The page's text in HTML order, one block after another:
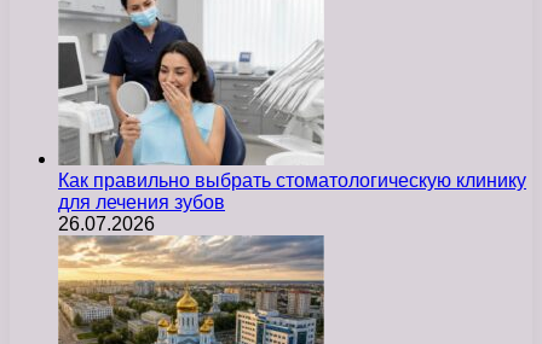
Как правильно выбрать стоматологическую клинику
для лечения зубов
26.07.2026